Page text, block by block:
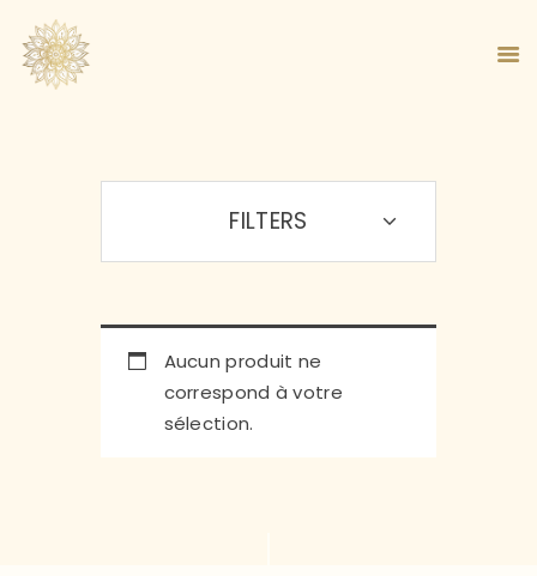
À PROPOS
BOUTIQUE
BLOG
PANIER
Aucun produit ne
correspond à votre
sélection.
FILTERS